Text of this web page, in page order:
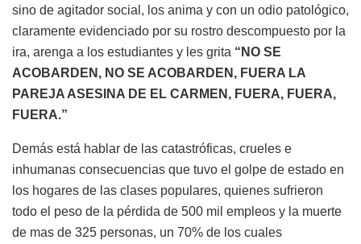
sino de agitador social, los anima y con un odio patológico,
claramente evidenciado por su rostro descompuesto por la
ira, arenga a los estudiantes y les grita “NO SE
ACOBARDEN, NO SE ACOBARDEN, FUERA LA
PAREJA ASESINA DE EL CARMEN, FUERA, FUERA,
FUERA.”
Demás está hablar de las catastróficas, crueles e
inhumanas consecuencias que tuvo el golpe de estado en
los hogares de las clases populares, quienes sufrieron
todo el peso de la pérdida de 500 mil empleos y la muerte
de mas de 325 personas, un 70% de los cuales